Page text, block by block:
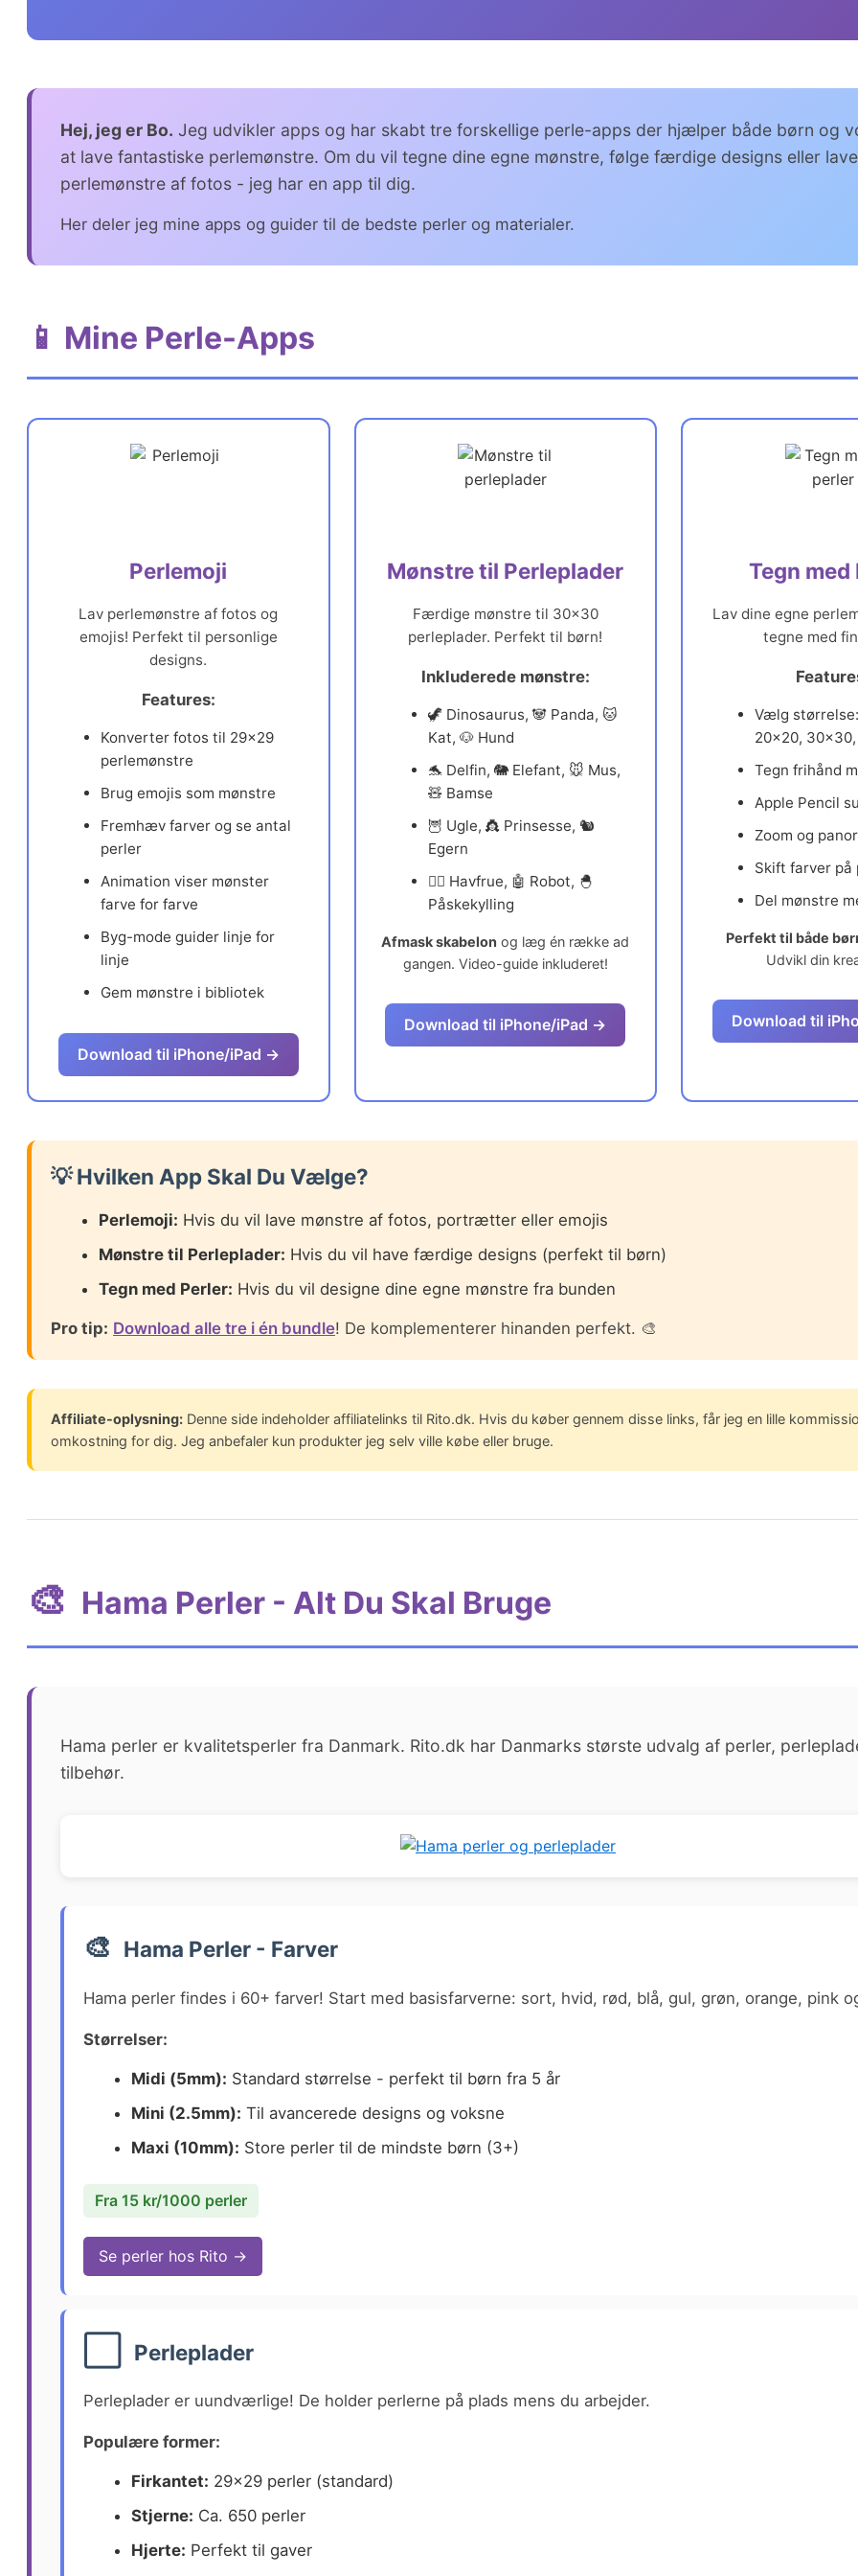
Hej, jeg er Bo. Jeg udvikler apps og har skabt tre forskellige perle-apps der hjælper både børn og
at lave fantastiske perlemønstre. Om du vil tegne dine egne mønstre, følge færdige designs eller lave
perlemønstre af fotos - jeg har en app til dig.
Her deler jeg mine apps og guider til de bedste perler og materialer.
📱 Mine Perle-Apps
Perlemoji
Lav perlemønstre af fotos og
emojis! Perfekt til personlige
designs.
Features:
Konverter fotos til 29×29
perlemønstre
Brug emojis som mønstre
Fremhæv farver og se antal
perler
Animation viser mønster
farve for farve
Byg-mode guider linje for
linje
Gem mønstre i bibliotek
Download til iPhone/iPad →
Mønstre til Perleplader
Færdige mønstre til 30×30
perleplader. Perfekt til børn!
Inkluderede mønstre:
🦖 Dinosaurus, 🐼 Panda, 🐱
Kat, 🐶 Hund
🐬 Delfin, 🐘 Elefant, 🐭 Mus,
🧸 Bamse
🦉 Ugle, 👸 Prinsesse, 🐿️
Egern
🧜‍♀️ Havfrue, 🤖 Robot, 🐣
Påskekylling
Afmask skabelon og læg én række ad
gangen. Video-guide inkluderet!
Download til iPhone/iPad →
Tegn med
Lav dine egne
tegne med
Vælg
20×20,
Tegn frihånd
Apple Pencil
Zoom og
Skift farver på
Del mønstre
Perfekt til både
Udvikl din
Download til
💡 Hvilken App Skal Du Vælge?
Perlemoji: Hvis du vil lave mønstre af fotos, portrætter eller emojis
Mønstre til Perleplader: Hvis du vil have færdige designs (perfekt til børn)
Tegn med Perler: Hvis du vil designe dine egne mønstre fra bunden
Pro tip: Download alle tre i én bundle! De komplementerer hinanden perfekt. 🎨
Affiliate-oplysning: Denne side indeholder affiliatelinks til Rito.dk. Hvis du køber gennem disse links, får jeg en lille
omkostning for dig. Jeg anbefaler kun produkter jeg selv ville købe eller bruge.
🎨 Hama Perler - Alt Du Skal Bruge
Hama perler er kvalitetsperler fra Danmark. Rito.dk har Danmarks største udvalg af perler,
tilbehør.
🎨 Hama Perler - Farver
Hama perler findes i 60+ farver! Start med basisfarverne: sort, hvid, rød, blå, gul, grøn, orange, pink
Størrelser:
Midi (5mm): Standard størrelse - perfekt til børn fra 5 år
Mini (2.5mm): Til avancerede designs og voksne
Maxi (10mm): Store perler til de mindste børn (3+)
Fra 15 kr/1000 perler
Se perler hos Rito →
Perleplader
Perleplader er uundværlige! De holder perlerne på plads mens du arbejder.
Populære former:
Firkantet: 29×29 perler (standard)
Stjerne: Ca. 650 perler
Hjerte: Perfekt til gaver